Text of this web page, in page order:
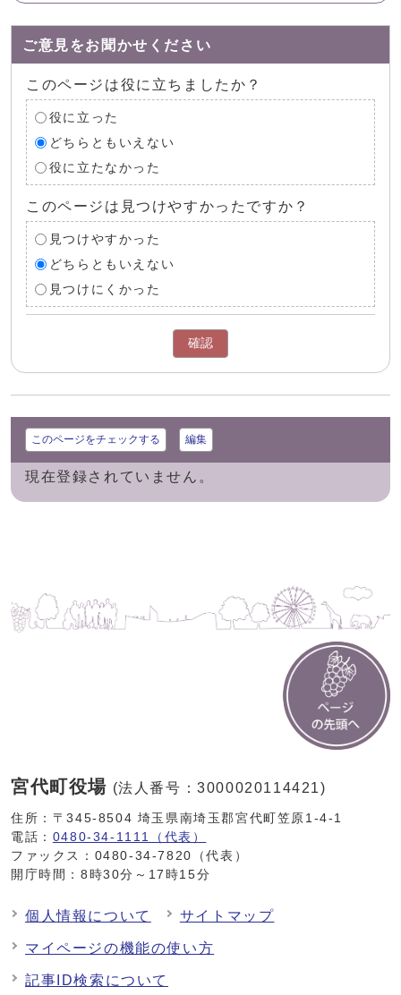
ご意見をお聞かせください
このページは役に立ちましたか？
役に立った
どちらともいえない
役に立たなかった
このページは見つけやすかったですか？
見つけやすかった
どちらともいえない
見つけにくかった
確認
このページをチェックする 編集
現在登録されていません。
宮代町役場 (法人番号：3000020114421)
住所：〒345-8504 埼玉県南埼玉郡宮代町笠原1-4-1
電話： 0480-34-1111（代表）
ファックス：0480-34-7820（代表）
開庁時間：8時30分～17時15分
個人情報について サイトマップ
マイページの機能の使い方
記事ID検索について